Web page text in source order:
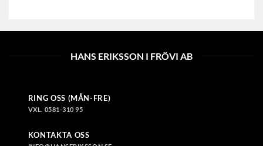
HANS ERIKSSON I FRÖVI AB
RING OSS (MÅN-FRE)
VXL. 0581-310 95
KONTAKTA OSS